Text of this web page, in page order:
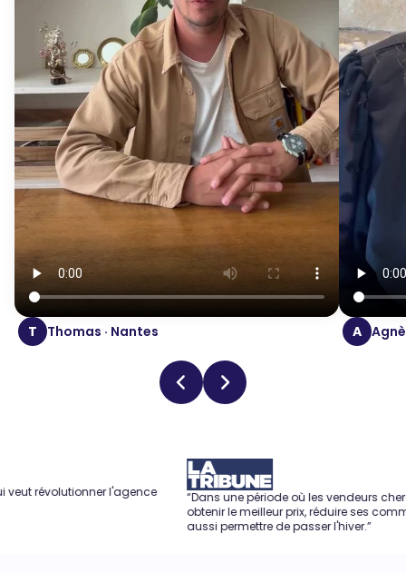
T Thomas · Nantes A
l'agence
“Dans une période où les vendeurs cherchent à
obtenir le meilleur prix, réduire ses commissions peut
aussi permettre de passer l'hiver.”